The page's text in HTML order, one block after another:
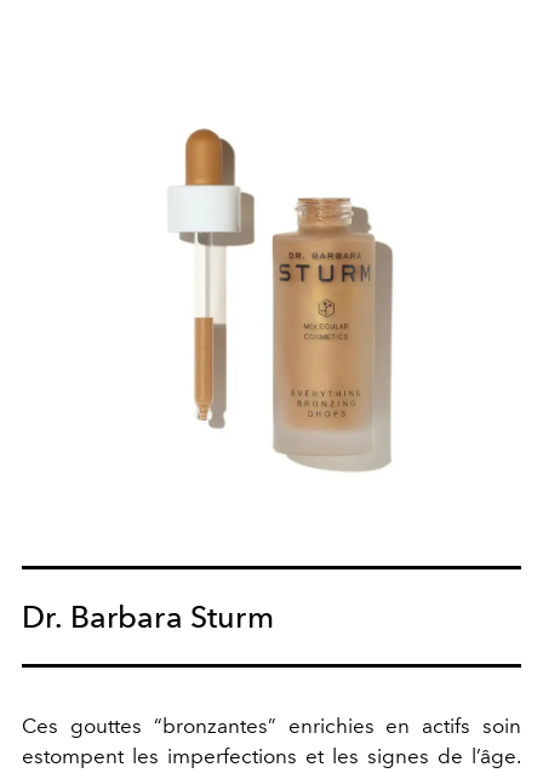
Dr. Barbara Sturm
Ces gouttes “bronzantes” enrichies en actifs soin
estompent les imperfections et les signes de l’âge.